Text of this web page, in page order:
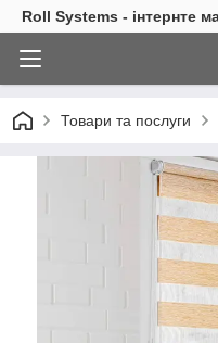
Roll Systems - інтернте
Товари та послуги